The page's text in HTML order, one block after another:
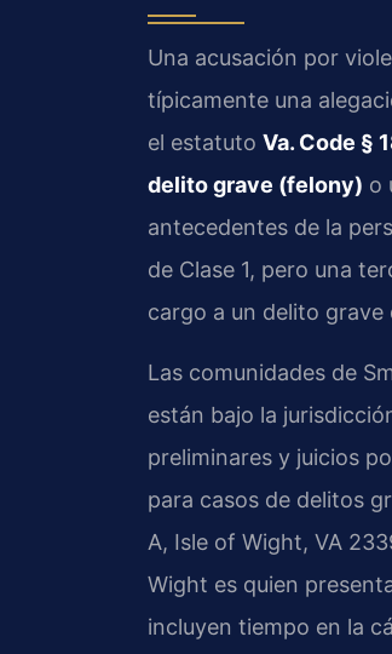
Una acusación por
típicamente una
el estatuto Va. Code §
delito grave (felony) o
antecedentes de la
de Clase 1, pero una
cargo a un delito grave
Las comunidades de
están bajo la
preliminares y juicios
para casos de delitos
A, Isle of Wight, VA
Wight es quien
incluyen tiempo en la